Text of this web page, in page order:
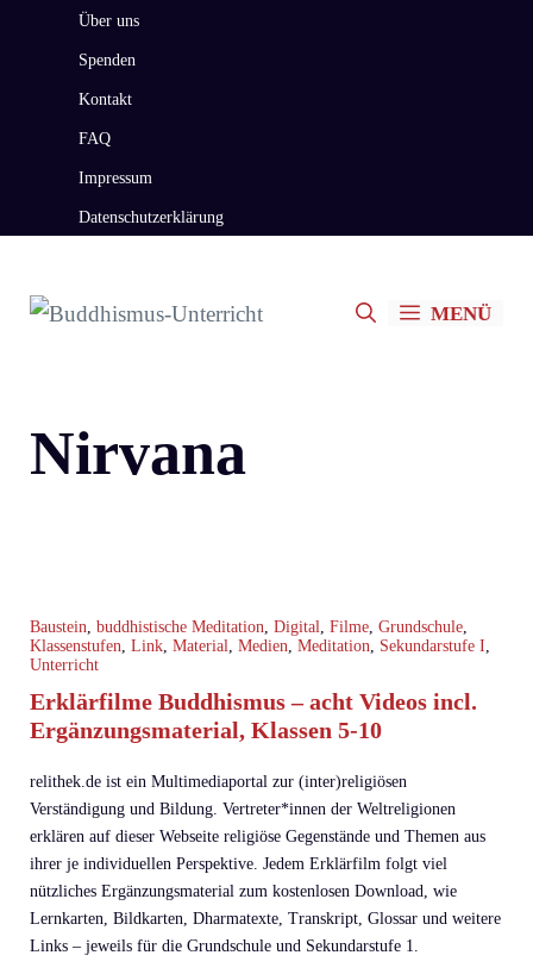
Über uns
Spenden
Kontakt
FAQ
Impressum
Datenschutzerklärung
MENÜ
Nirvana
Baustein, buddhistische Meditation, Digital, Filme, Grundschule,
Klassenstufen, Link, Material, Medien, Meditation, Sekundarstufe I,
Unterricht
Erklärfilme Buddhismus – acht Videos incl.
Ergänzungsmaterial, Klassen 5-10
relithek.de ist ein Multimediaportal zur (inter)religiösen
Verständigung und Bildung. Vertreter*innen der Weltreligionen
erklären auf dieser Webseite religiöse Gegenstände und Themen aus
ihrer je individuellen Perspektive. Jedem Erklärfilm folgt viel
nützliches Ergänzungsmaterial zum kostenlosen Download, wie
Lernkarten, Bildkarten, Dharmatexte, Transkript, Glossar und weitere
Links – jeweils für die Grundschule und Sekundarstufe 1.